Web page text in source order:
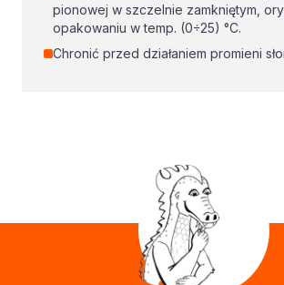
pionowej w szczelnie zamkniętym,
opakowaniu w temp. (0÷25) °C.
Chronić przed działaniem promieni